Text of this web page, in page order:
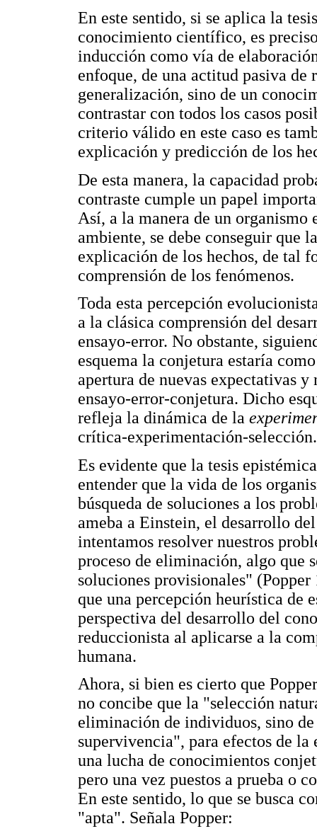
En este sentido, si se aplica la
conocimiento científico, es
inducción como vía de
enfoque, de una actitud pasiva de
generalización, sino de un
contrastar con todos los casos
criterio válido en este caso es
explicación y predicción de los
De esta manera, la capacidad
contraste cumple un papel
Así, a la manera de un organismo
ambiente, se debe conseguir que
explicación de los hechos, de tal
comprensión de los fenómenos.
Toda esta percepción
a la clásica comprensión del
ensayo-error. No obstante,
esquema la conjetura estaría
apertura de nuevas expectativas
ensayo-error-conjetura. Dicho
refleja la dinámica de la
crítica-experimentación-selección.
Es evidente que la tesis
entender que la vida de los
búsqueda de soluciones a los
ameba a Einstein, el desarrollo
intentamos resolver nuestros
proceso de eliminación, algo que
soluciones provisionales"
que una percepción heurística de
perspectiva del desarrollo del
reduccionista al aplicarse a la
humana.
Ahora, si bien es cierto que
no concibe que la "selección
eliminación de individuos, sino
supervivencia", para efectos de
una lucha de conocimientos
pero una vez puestos a prueba o
En este sentido, lo que se busca
"apta". Señala Popper: